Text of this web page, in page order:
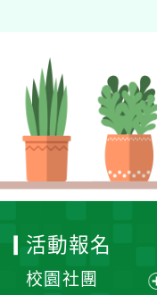
活動報名
校園社團